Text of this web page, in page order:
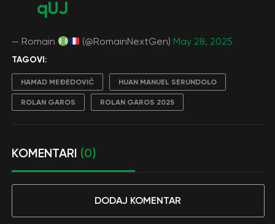
qUJ
— Romain (@RomainNextGen) May 28, 2025
TAGOVI:
HAMAD MEĐEDOVIĆ HUAN MANUEL SERUNDOLO
ROLAN GAROS ROLAN GAROS 2025
KOMENTARI (0)
DODAJ KOMENTAR